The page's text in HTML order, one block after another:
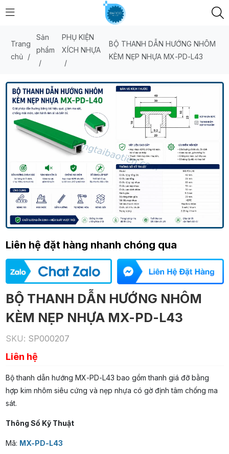
Trang
chủ
/
Sản
phẩm
/
PHỤ KIỆN
XÍCH NHỰA
/
BỘ THANH DẪN HƯỚNG NHÔM
KÈM NẸP NHỰA MX-PD-L43
Liên hệ đặt hàng nhanh chóng qua
BỘ THANH DẪN HƯỚNG NHÔM
KÈM NẸP NHỰA MX-PD-L43
SKU: SP000207
Liên hệ
Bộ thanh dẫn hướng MX-PD-L43 bao gồm thanh giá đỡ bằng
hợp kim nhôm siêu cứng và nẹp nhựa có gờ định tâm chống ma
sát.
Thông Số Kỹ Thuật
Mã: MX-PD-L43